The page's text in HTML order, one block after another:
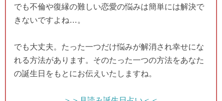
でも不倫や復縁の難しい恋愛の悩みは簡単には解決で
きないですよね…。
でも大丈夫。たった一つだけ悩みが解消され幸せにな
れる方法があります。そのたった一つの方法をあなた
の誕生日をもとにお伝えいたしますね。